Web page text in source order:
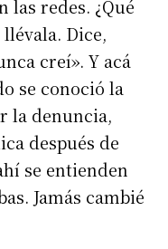
las redes. ¿Qué
Dice,
creí». Y acá
se conoció la
la denuncia,
después de
se entienden
Jamás cambié